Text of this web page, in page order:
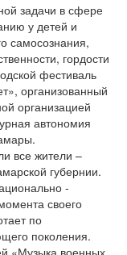
задачи в сфере
у детей и
самосознания,
гордости
фестиваль
организованный
организацией
автономия
все жители –
губернии.
-
своего
по
поколения.
«Музыка военных